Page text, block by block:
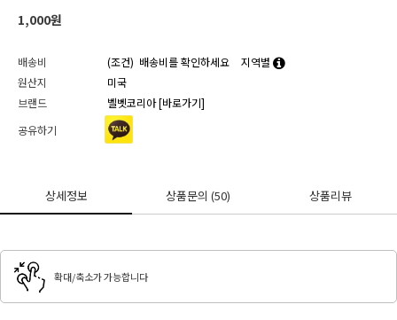
1,000원
배송비 (조건) 배송비를 확인하세요
지역별
원산지
미국
브랜드
벨벳코리아[바로가기]
공유하기
상세정보 상품문의(50) 상품리뷰
확대/축소가 가능합니다